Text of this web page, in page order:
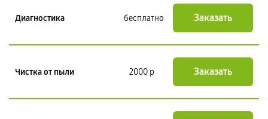
Диагностика бесплатно Заказать
Чистка от пыли 2000 р Заказать